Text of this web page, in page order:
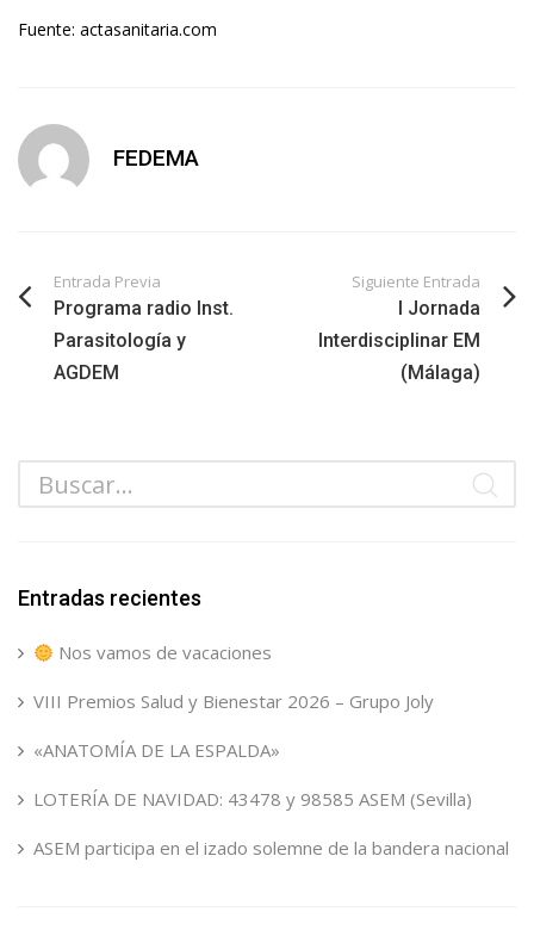
Fuente: actasanitaria.com
FEDEMA
Entrada Previa
Programa radio Inst.
Parasitología y
AGDEM
Siguiente Entrada
I Jornada
Interdisciplinar EM
(Málaga)
Entradas recientes
Nos vamos de vacaciones
VIII Premios Salud y Bienestar 2026 – Grupo Joly
«ANATOMÍA DE LA ESPALDA»
LOTERÍA DE NAVIDAD: 43478 y 98585 ASEM (Sevilla)
ASEM participa en el izado solemne de la bandera nacional